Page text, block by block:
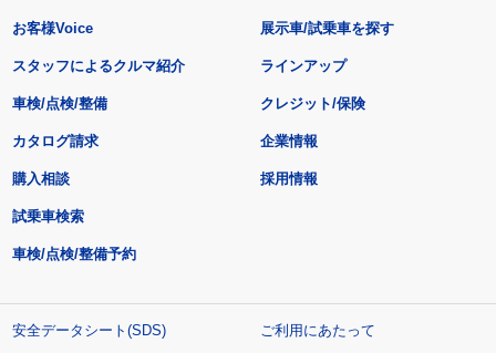
お客様Voice
スタッフによるクルマ紹介
展示車/試乗車を探す
ラインアップ
車検/点検/整備 クレジット/保険
カタログ請求
購入相談
試乗車検索
車検/点検/整備予約
企業情報
採用情報
安全データシート(SDS)
ご利用にあたって